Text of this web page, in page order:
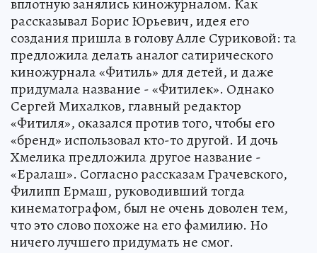
вплотную занялись киножурналом. Как
рассказывал Борис Юрьевич, идея его
создания пришла в голову Алле Суриковой: та
предложила делать аналог сатирического
киножурнала «Фитиль» для детей, и даже
придумала название - «Фитилек». Однако
Сергей Михалков, главный редактор
«Фитиля», оказался против того, чтобы его
«бренд» использовал кто-то другой. И дочь
Хмелика предложила другое название -
«Ералаш». Согласно рассказам Грачевского,
Филипп Ермаш, руководивший тогда
кинематографом, был не очень доволен тем,
что это слово похоже на его фамилию. Но
ничего лучшего придумать не смог.